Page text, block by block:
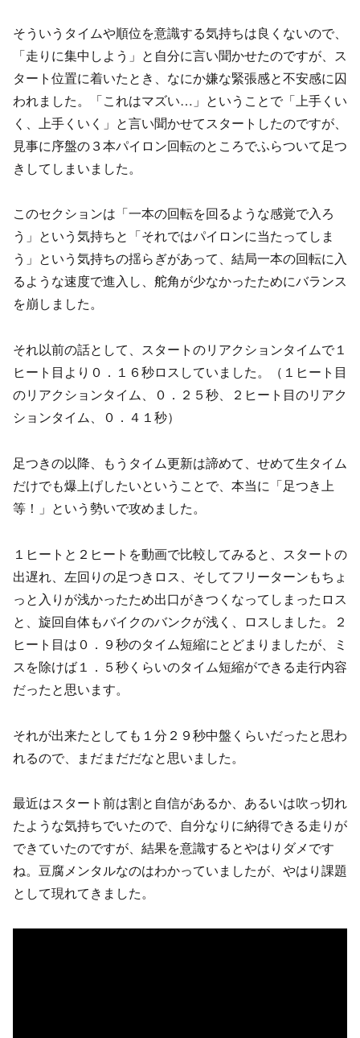
そういうタイムや順位を意識する気持ちは良くないので、
「走りに集中しよう」と自分に言い聞かせたのですが、ス
タート位置に着いたとき、なにか嫌な緊張感と不安感に囚
われました。「これはマズい…」ということで「上手くい
く、上手くいく」と言い聞かせてスタートしたのですが、
見事に序盤の３本パイロン回転のところでふらついて足つ
きしてしまいました。
このセクションは「一本の回転を回るような感覚で入ろ
う」という気持ちと「それではパイロンに当たってしま
う」という気持ちの揺らぎがあって、結局一本の回転に入
るような速度で進入し、舵角が少なかったためにバランス
を崩しました。
それ以前の話として、スタートのリアクションタイムで１
ヒート目より０．１６秒ロスしていました。（１ヒート目
のリアクションタイム、０．２５秒、２ヒート目のリアク
ションタイム、０．４１秒）
足つきの以降、もうタイム更新は諦めて、せめて生タイム
だけでも爆上げしたいということで、本当に「足つき上
等！」という勢いで攻めました。
１ヒートと２ヒートを動画で比較してみると、スタートの
出遅れ、左回りの足つきロス、そしてフリーターンもちょ
っと入りが浅かったため出口がきつくなってしまったロス
と、旋回自体もバイクのバンクが浅く、ロスしました。２
ヒート目は０．９秒のタイム短縮にとどまりましたが、ミ
スを除けば１．５秒くらいのタイム短縮ができる走行内容
だったと思います。
それが出来たとしても１分２９秒中盤くらいだったと思わ
れるので、まだまだだなと思いました。
最近はスタート前は割と自信があるか、あるいは吹っ切れ
たような気持ちでいたので、自分なりに納得できる走りが
できていたのですが、結果を意識するとやはりダメです
ね。豆腐メンタルなのはわかっていましたが、やはり課題
として現れてきました。